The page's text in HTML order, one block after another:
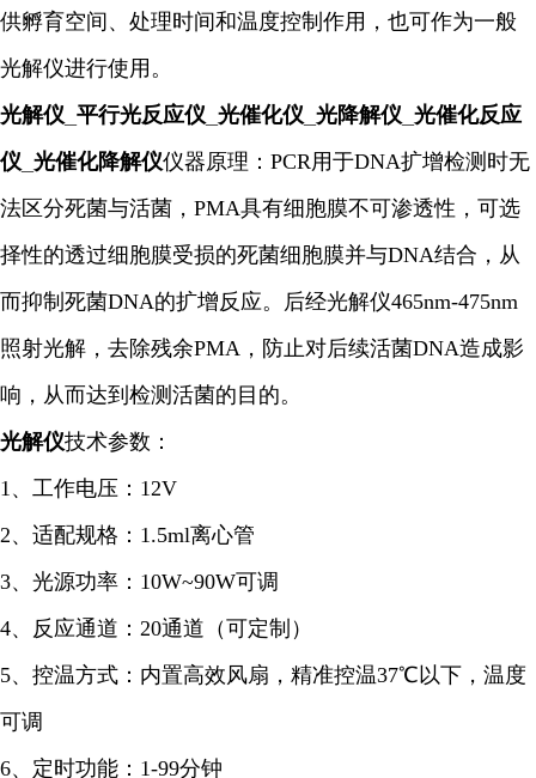
供孵育空间、处理时间和温度控制作用，也可作为一般
光解仪进行使用。
光解仪_平行光反应仪_光催化仪_光降解仪 _光催化反应
仪 光催化降解仪仪器原理：PCR用于DNA扩增检测时无
法区分死菌与活菌，PMA具有细胞膜不可渗透性，可选
择性的透过细胞膜受损的死菌细胞膜并与DNA结合，从
而抑制死菌DNA的扩增反应。后经光解仪465nm-475nm
照射光解，去除残余PMA，防止对后续活菌DNA造成影
响，从而达到检测活菌的目的。
光解仪技术参数：
1、工作电压：12V
2、适配规格：1.5ml离心管
3、光源功率：10W~90W可调
4、反应通道：20通道（可定制）
5、控温方式：内置高效风扇，精准控温37℃以下，温度
可调
6、定时功能：1-99分钟